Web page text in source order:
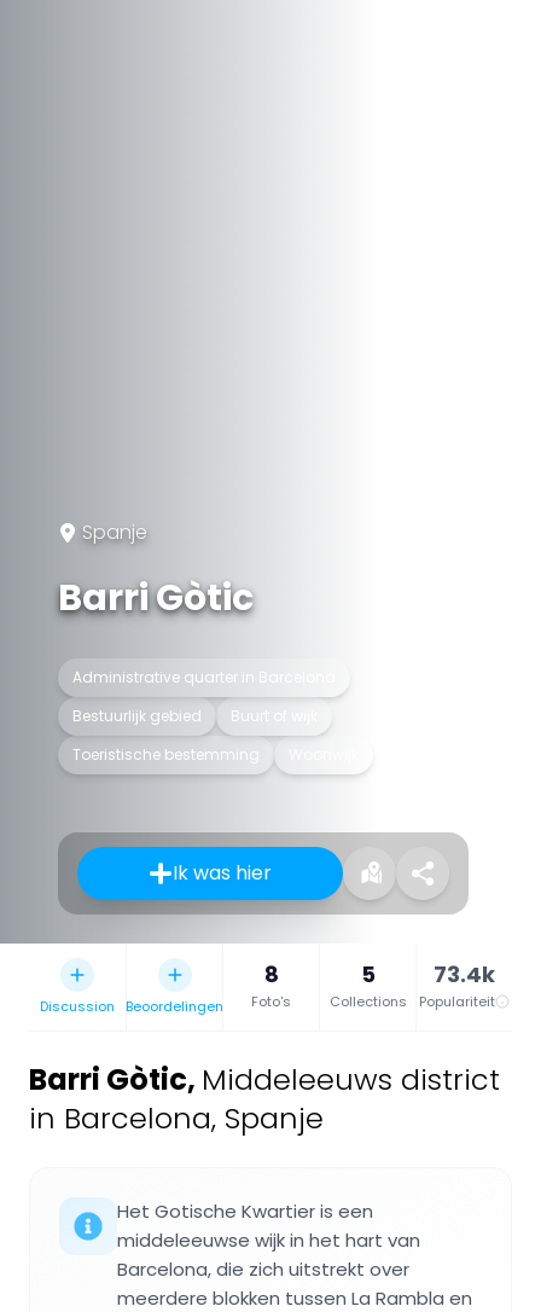
Spanje
Barri Gòtic
Administrative quarter in Barcelona
Bestuurlijk gebied
Buurt of wijk
Toeristische bestemming
Ik was hier
Discussion Beoordelingen
8
Foto's
5
Collections
73.4k
Populariteit
Barri Gòtic, Middeleeuws district
in Barcelona, Spanje
Het Gotische Kwartier is een
middeleeuwse wijk in het hart van
Barcelona, die zich uitstrekt over
meerdere blokken tussen La Rambla en